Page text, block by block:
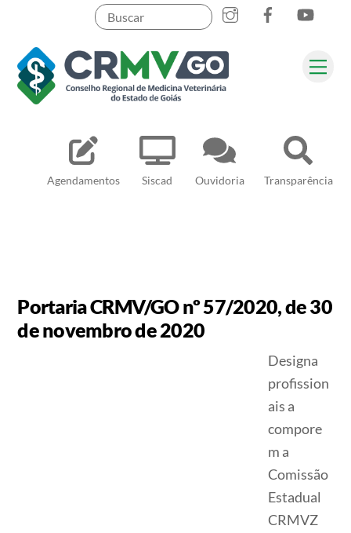
content
Agendamentos Siscad Ouvidoria Transparência
Pesquisar
Portaria CRMV/GO nº 57/2020, de 30
de novembro de 2020
Designa
profission
ais a
compore
m a
Comissão
Estadual
CRMVZ